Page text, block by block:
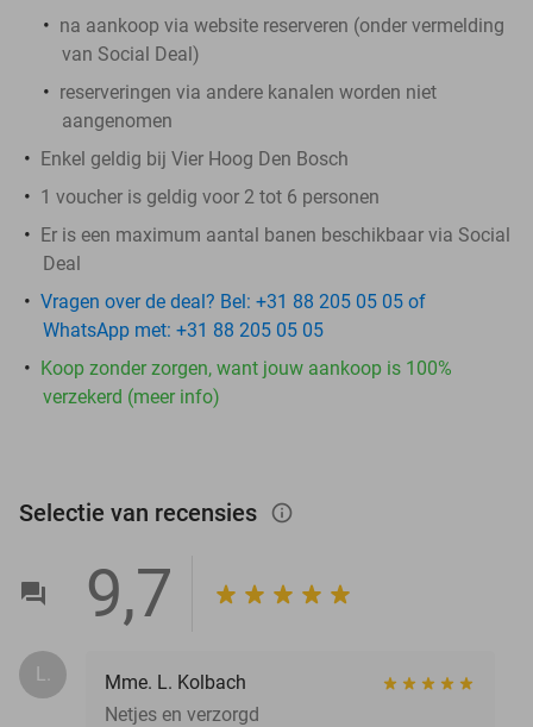
na aankoop via website reserveren (onder vermelding
van Social Deal)
reserveringen via andere kanalen worden niet
aangenomen
Enkel geldig bij Vier Hoog Den Bosch
1 voucher is geldig voor 2 tot 6 personen
Er is een maximum aantal banen beschikbaar via Social
Deal
Vragen over de deal? Bel: +31 88 205 05 05 of
WhatsApp met: +31 88 205 05 05
Koop zonder zorgen, want jouw aankoop is 100%
verzekerd (meer info)
Selectie van recensies info_outlined
9,7
L.
Mme. L. Kolbach
Netjes en verzorgd